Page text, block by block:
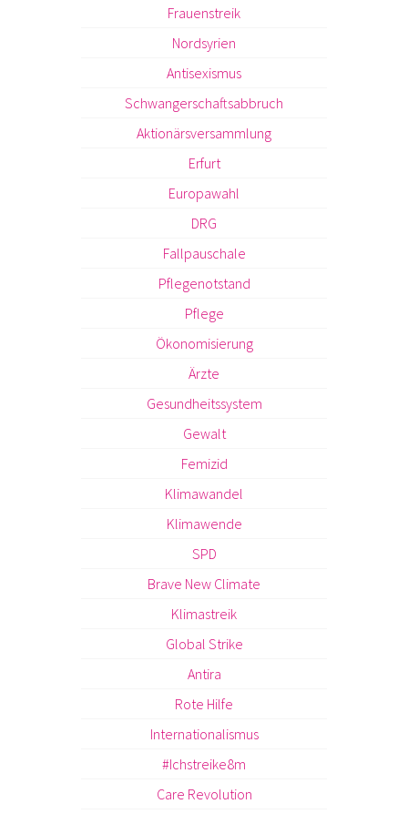
Frauenstreik
Nordsyrien
Antisexismus
Schwangerschaftsabbruch
Aktionärsversammlung
Erfurt
Europawahl
DRG
Fallpauschale
Pflegenotstand
Pflege
Ökonomisierung
Ärzte
Gesundheitssystem
Gewalt
Femizid
Klimawandel
Klimawende
SPD
Brave New Climate
Klimastreik
Global Strike
Antira
Rote Hilfe
Internationalismus
#Ichstreike8m
Care Revolution